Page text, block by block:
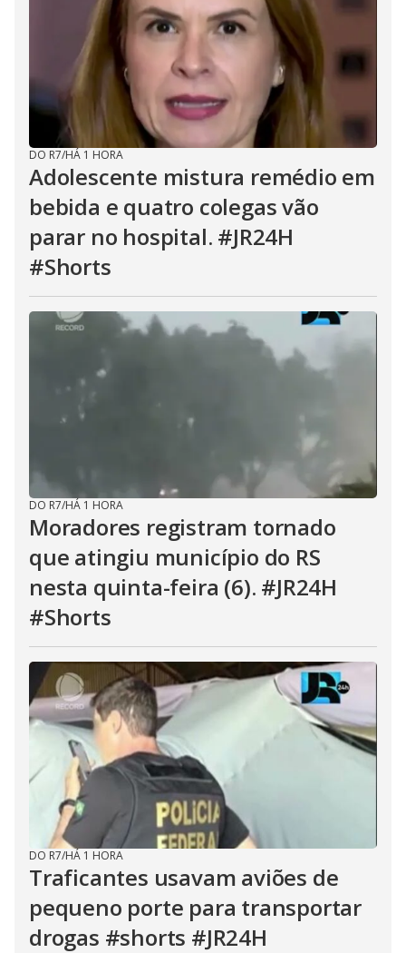
DO R7/HÁ 1 HORA
Adolescente mistura remédio em
bebida e quatro colegas vão
parar no hospital. #JR24H
#Shorts
DO R7/HÁ 1 HORA
Moradores registram tornado
que atingiu município do RS
nesta quinta-feira (6). #JR24H
#Shorts
DO R7/HÁ 1 HORA
Traficantes usavam aviões de
pequeno porte para transportar
drogas #shorts #JR24H